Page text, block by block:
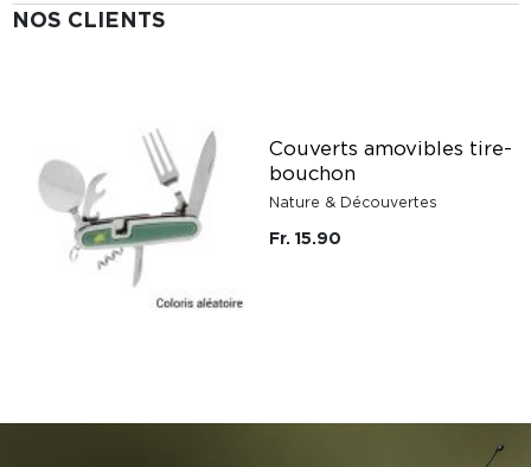
NOS CLIENTS
Couverts amovibles tire-
bouchon
Nature & Découvertes
Fr. 15.90